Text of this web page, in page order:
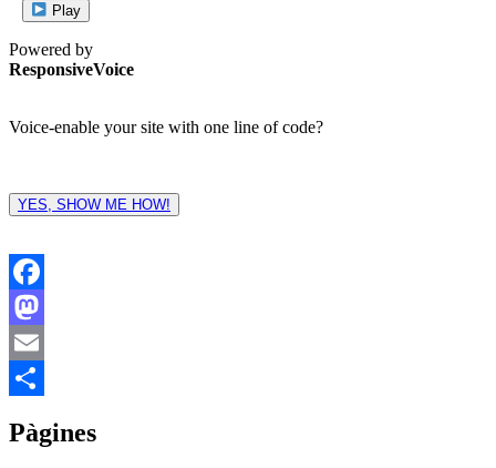
Play
Powered by
ResponsiveVoice
Voice-enable your site with one line of code?
YES, SHOW ME HOW!
Facebook
Mastodon
Email
Pàgines